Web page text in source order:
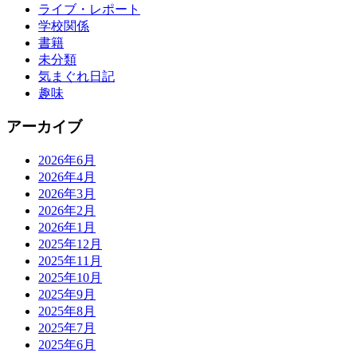
ライブ・レポート
学校関係
書籍
未分類
気まぐれ日記
趣味
アーカイブ
2026年6月
2026年4月
2026年3月
2026年2月
2026年1月
2025年12月
2025年11月
2025年10月
2025年9月
2025年8月
2025年7月
2025年6月